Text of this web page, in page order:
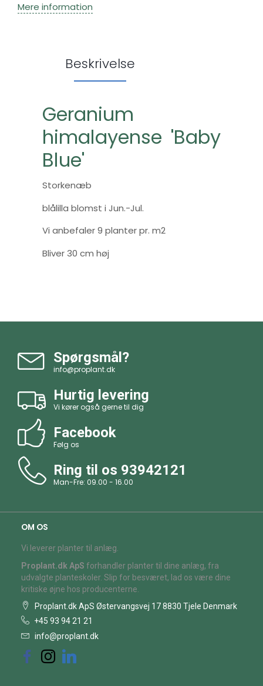
Mere information
Beskrivelse
Geranium
himalayense 'Baby
Blue'
Storkenæb
blålilla blomst i Jun.-Jul.
Vi anbefaler 9 planter pr. m2
Bliver 30 cm høj
Spørgsmål?
info@proplant.dk
Hurtig levering
Vi kører også gerne til dig
Facebook
Følg os
Ring til os 93942121
Man-Fre: 09.00 - 16.00
OM OS
Vi leverer planter til anlæg.
Proplant.dk ApS forhandler planter til dine anlæg, fra
udvalgte planteskoler. Slip for besværet, lad os være dine
kritiske øjne hos producenterne.
Proplant.dk ApS Østervangsvej 17 8830 Tjele Denmark
+45 93 94 21 21
info@proplant.dk